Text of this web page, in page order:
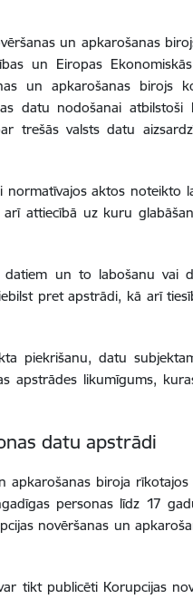
un apkarošanas
un Eiropas
un apkarošanas birojs
datu nodošanai atbilstoši
trešās valsts datu
aktos noteikto
attiecībā uz kuru
un to labošanu vai
pret apstrādi, kā arī
piekrišanu, datu
apstrādes likumīgums,
datu apstrādi
apkarošanas biroja rīkotajos
personas līdz 17
novēršanas un
tikt publicēti Korupcijas